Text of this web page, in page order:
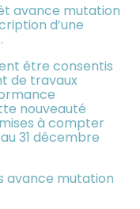
avance mutation
d’une
être consentis
de travaux
nouveauté
à compter
31 décembre
avance mutation